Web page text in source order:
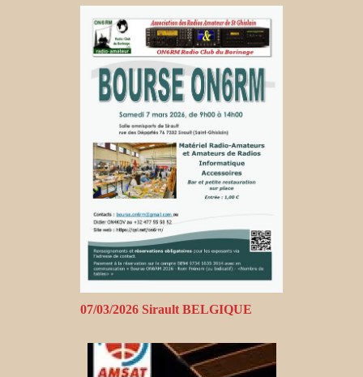
07/03/2026 Sirault BELGIQUE